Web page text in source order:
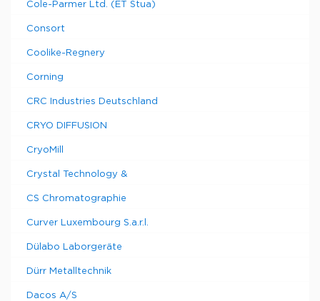
Cole-Parmer Ltd. (ET Stua)
Consort
Coolike-Regnery
Corning
CRC Industries Deutschland
CRYO DIFFUSION
CryoMill
Crystal Technology &
CS Chromatographie
Curver Luxembourg S.a.r.l.
Dülabo Laborgeräte
Dürr Metalltechnik
Dacos A/S